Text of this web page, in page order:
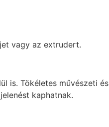
vagy az extrudert.
is. Tökéletes művészeti és
kaphatnak.